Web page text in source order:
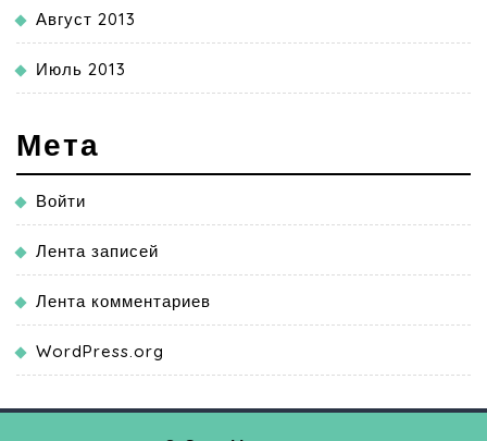
Август 2013
Июль 2013
Мета
Войти
Лента записей
Лента комментариев
WordPress.org